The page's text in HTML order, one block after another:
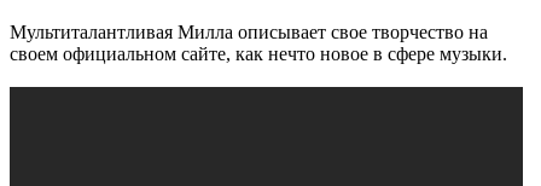
Мультиталантливая Милла описывает свое творчество на
своем официальном сайте, как нечто новое в сфере музыки.